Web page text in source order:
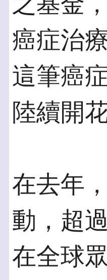
癌症治
這筆癌
陸續開
在去年
動，超
在全球